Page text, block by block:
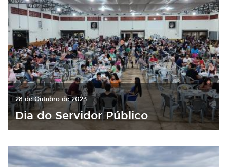
28 de Outubro de 2023
Dia do Servidor Público